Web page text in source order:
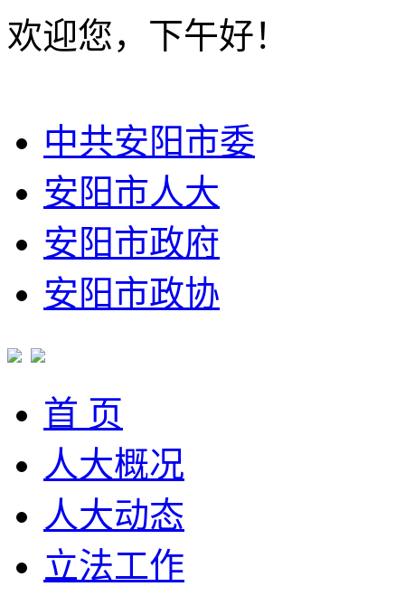
欢迎您，下午好！
中共安阳市委
安阳市人大
安阳市政府
安阳市政协
首 页
人大概况
人大动态
立法工作